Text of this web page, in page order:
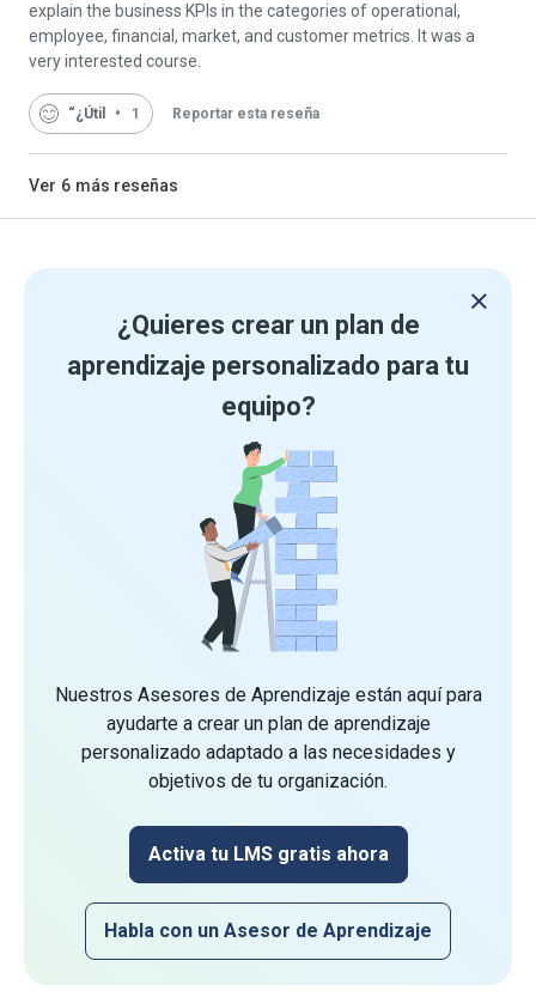
explain the business KPIs in the categories of operational,
employee, financial, market, and customer metrics. It was a
very interested course.
“¿Útil 1 Reportar esta reseña
Ver 6 más reseñas
¿Quieres crear un plan de
aprendizaje personalizado para tu
equipo?
Nuestros Asesores de Aprendizaje están aquí para
ayudarte a crear un plan de aprendizaje
personalizado adaptado a las necesidades y
objetivos de tu organización.
Activa tu LMS gratis ahora
Habla con un Asesor de Aprendizaje